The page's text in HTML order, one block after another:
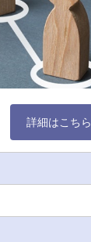
詳細はこちら